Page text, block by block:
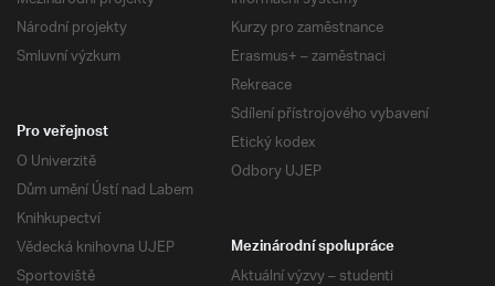
Národní projekty
Smluvní výzkum
Kurzy pro zaměstnance
Erasmus+ – zaměstnaci
Rekreace
Sdílení přístrojového vybavení
Etický kodex
Odbory UJEP
Pro veřejnost
O Univerzitě
Dům umění Ústí nad Labem
Knihkupectví
Vědecká knihovna UJEP
Sportoviště
Mezinárodní spolupráce
Aktuální výzvy – studenti